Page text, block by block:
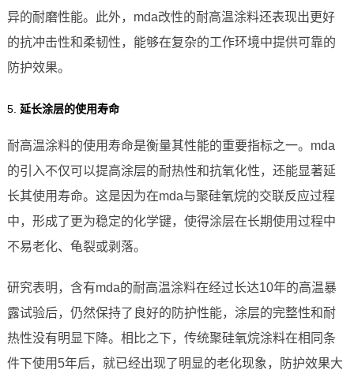
异的耐磨性能。此外，mda改性的耐高温涂料还表现出更好
的抗冲击性和柔韧性，能够在复杂的工作环境中提供可靠的
防护效果。
5. 延长涂层的使用寿命
耐高温涂料的使用寿命是衡量其性能的重要指标之一。mda
的引入不仅可以提高涂层的耐热性和抗氧化性，还能显著延
长其使用寿命。这是因为在mda与聚硅氧烷的交联反应过程
中，形成了更为稳定的化学键，使得涂层在长期使用过程中
不易老化、龟裂或剥落。
研究表明，含有mda的耐高温涂料在经过长达10年的高温暴
露试验后，仍然保持了良好的防护性能，涂层的完整性和耐
热性没有明显下降。相比之下，传统聚硅氧烷涂料在相同条
件下使用5年后，就已经出现了明显的老化现象，防护效果大